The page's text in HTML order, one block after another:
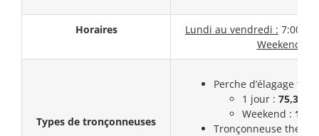
Horaires Lundi au vendredi : 7:00 –
Weekend :
Types de tronçonneuses
Perche d’élagage
1 jour : 75,3€
Weekend :
Tronçonneuse